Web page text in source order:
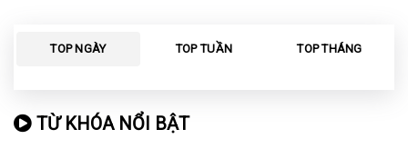
TOP NGÀY TOP TUẦN TOP THÁNG
TỪ KHÓA NỔI BẬT